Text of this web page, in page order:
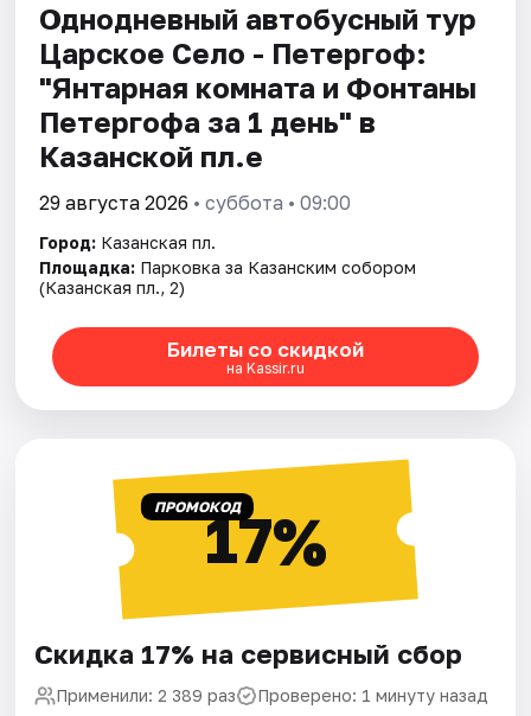
Однодневный автобусный тур
Царское Село - Петергоф:
"Янтарная комната и Фонтаны
Петергофа за 1 день" в
Казанской пл.е
29 августа 2026 • суббота • 09:00
Город: Казанская пл.
Площадка: Парковка за Казанским собором
(Казанская пл., 2)
Билеты со скидкой
на Kassir.ru
ПРОМОКОД17%
Скидка 17% на сервисный сбор
Применили: 2 389 раз Проверено: 1 минуту назад